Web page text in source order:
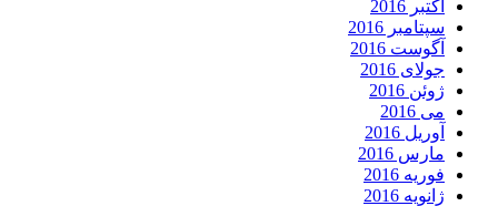
اکتبر 2016
سپتامبر 2016
آگوست 2016
جولای 2016
ژوئن 2016
می 2016
آوریل 2016
مارس 2016
فوریه 2016
ژانویه 2016